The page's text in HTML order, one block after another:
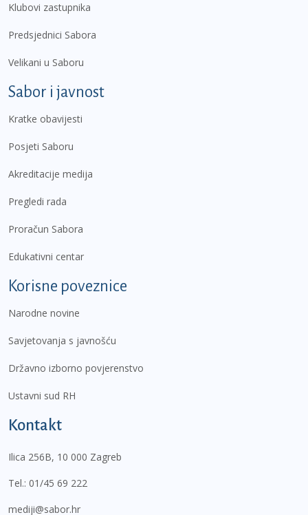
Klubovi zastupnika
Predsjednici Sabora
Velikani u Saboru
Sabor i javnost
Kratke obavijesti
Posjeti Saboru
Akreditacije medija
Pregledi rada
Proračun Sabora
Edukativni centar
Korisne poveznice
Narodne novine
Savjetovanja s javnošću
Državno izborno povjerenstvo
Ustavni sud RH
Kontakt
Ilica 256B, 10 000 Zagreb
Tel.: 01/45 69 222
mediji@sabor.hr